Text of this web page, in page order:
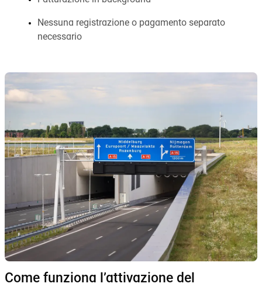
Nessuna registrazione o pagamento separato
necessario
Come funziona l’attivazione del